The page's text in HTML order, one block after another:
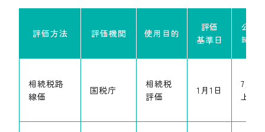
評価方法 評価機関 使用目的
評価
基準日
公表
時期
相続税路
線価
国税庁
相続税
評価
1月1日
7月
上旬